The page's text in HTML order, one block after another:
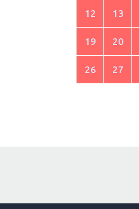
12 13
19 20
26 27